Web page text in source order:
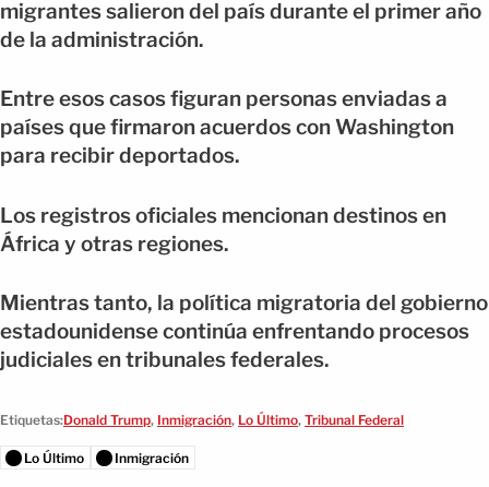
migrantes salieron del país durante el primer año
de la administración.
Entre esos casos figuran personas enviadas a
países que firmaron acuerdos con Washington
para recibir deportados.
Los registros oficiales mencionan destinos en
África y otras regiones.
Mientras tanto, la política migratoria del gobierno
estadounidense continúa enfrentando procesos
judiciales en tribunales federales.
Etiquetas:Donald Trump, Inmigración, Lo Último, Tribunal Federal
Lo Último Inmigración